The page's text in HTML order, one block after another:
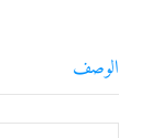
الوصف